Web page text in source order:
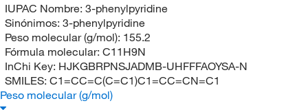
IUPAC Nombre: 3-phenylpyridine
Sinónimos: 3-phenylpyridine
Peso molecular (g/mol): 155.2
Fórmula molecular: C11H9N
InChi Key: HJKGBRPNSJADMB-UHFFFAOYSA-N
SMILES: C1=CC=C(C=C1)C1=CC=CN=C1
Peso molecular (g/mol)